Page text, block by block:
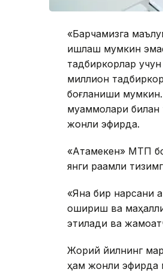
«Барчамизга
ишлаш мумкин
тадбиркорлар
миллион
боғланиши мумкин.
муаммолари
жонли эфирда.
«Атамекен» МТП
янги рақамли
«Яна бир нарсани
ошириш ва
этилади ва
Жорий йилнинг
ҳам жонли эфирда